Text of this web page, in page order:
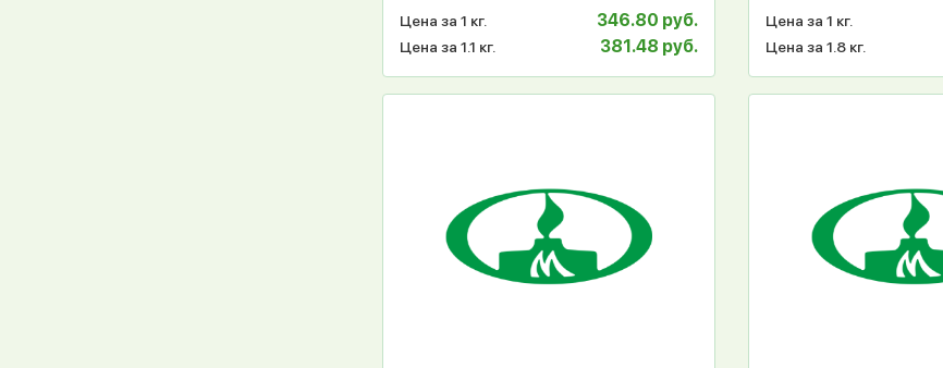
Цена за 1 кг. 346.80 руб.
Цена за 1.1 кг. 381.48 руб.
Цена за 1 кг.
Цена за 1.8 кг.